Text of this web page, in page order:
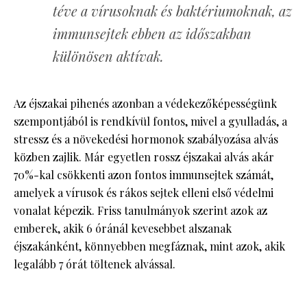
téve a vírusoknak és baktériumoknak, az
immunsejtek ebben az időszakban
különösen aktívak.
Az éjszakai pihenés azonban a védekezőképességünk
szempontjából is rendkívül fontos, mivel a gyulladás, a
stressz és a növekedési hormonok szabályozása alvás
közben zajlik. Már egyetlen rossz éjszakai alvás akár
70%-kal csökkenti azon fontos immunsejtek számát,
amelyek a vírusok és rákos sejtek elleni első védelmi
vonalat képezik. Friss tanulmányok szerint azok az
emberek, akik 6 óránál kevesebbet alszanak
éjszakánként, könnyebben megfáznak, mint azok, akik
legalább 7 órát töltenek alvással.